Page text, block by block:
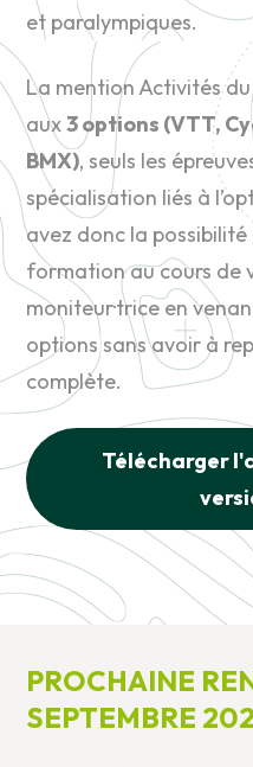
et paralympiques.
La mention Activités
aux3 options (VTT,
BMX), seuls les
spécialisation liés à
avez donc la
formation au cours de
moniteur·trice en
options sans avoir à
complète.
Télécharger
PROCHAINE
SEPTEMBRE